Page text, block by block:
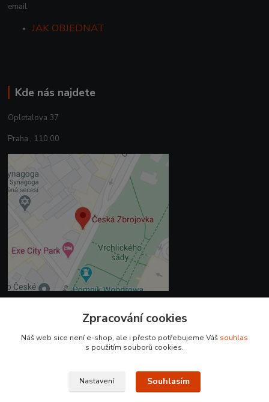
email.
JAK OBJEDNAT
Kde nás najdete
Opletalova 37
Praha , 110 00
+420 225 375 800
Zpracování cookies
Náš web sice není e-shop, ale i přesto potřebujeme Váš souhlas
s použitím souborů cookies.
Nastavení Souhlasím